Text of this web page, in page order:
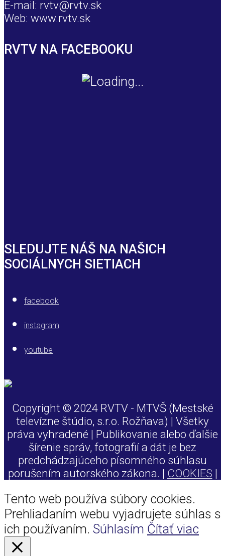
E-mail: rvtv@rvtv.sk
Web: www.rvtv.sk
RVTV NA FACEBOOKU
SLEDUJTE NÁŠ NA NAŠICH
SOCIÁLNYCH SIETIACH
facebook
instagram
youtube
Copyright © 2024 RVTV - MTVŠ (Mestské
televízne štúdio, s.r.o. Rožňava) | Všetky
práva vyhradené | Publikovanie alebo ďalšie
šírenie správ, fotografií a dát je bez
predchádzajúceho písomného súhlasu
porušením autorského zákona. | COOKIES |
Tento web používa súbory cookies.
Prehliadaním webu vyjadrujete súhlas s
ich používaním. Súhlasím Čítať viac